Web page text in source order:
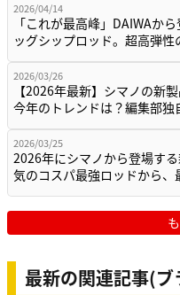
2026/04/14
「これが最高峰」DAIWAか
ッグシップロッド。超高弾
2026/03/26
【2026年最新】シマノの新
今年のトレンドは？編集部
2026/03/25
2026年にシマノから登場す
気のコスパ最強ロッドから
最新の関連記事(ブ